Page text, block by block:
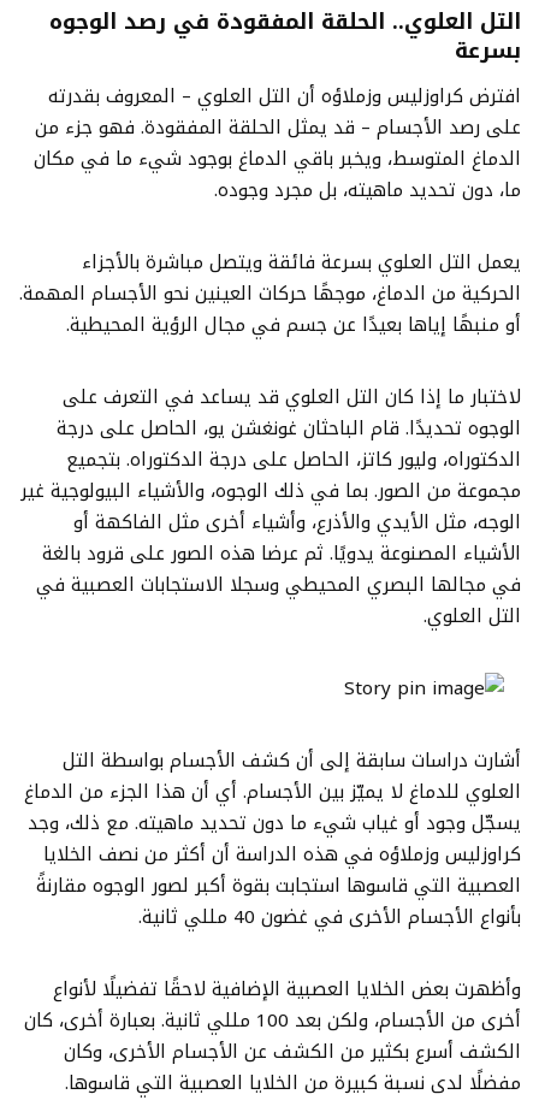
التل العلوي.. الحلقة المفقودة في رصد الوجوه
بسرعة
افترض كراوزليس وزملاؤه أن التل العلوي – المعروف بقدرته
على رصد الأجسام – قد يمثل الحلقة المفقودة. فهو جزء من
الدماغ المتوسط، ويخبر باقي الدماغ بوجود شيء ما في مكان
ما، دون تحديد ماهيته، بل مجرد وجوده.
يعمل التل العلوي بسرعة فائقة ويتصل مباشرة بالأجزاء
الحركية من الدماغ، موجهًا حركات العينين نحو الأجسام المهمة.
أو منبهًا إياها بعيدًا عن جسم في مجال الرؤية المحيطية.
لاختبار ما إذا كان التل العلوي قد يساعد في التعرف على
الوجوه تحديدًا. قام الباحثان غونغشن يو، الحاصل على درجة
الدكتوراه، وليور كاتز، الحاصل على درجة الدكتوراه. بتجميع
مجموعة من الصور. بما في ذلك الوجوه، والأشياء البيولوجية غير
الوجه، مثل الأيدي والأذرع، وأشياء أخرى مثل الفاكهة أو
الأشياء المصنوعة يدويًا. ثم عرضا هذه الصور على قرود بالغة
في مجالها البصري المحيطي وسجلا الاستجابات العصبية في
التل العلوي.
أشارت دراسات سابقة إلى أن كشف الأجسام بواسطة التل
العلوي للدماغ لا يميّز بين الأجسام. أي أن هذا الجزء من الدماغ
يسجّل وجود أو غياب شيء ما دون تحديد ماهيته. مع ذلك، وجد
كراوزليس وزملاؤه في هذه الدراسة أن أكثر من نصف الخلايا
العصبية التي قاسوها استجابت بقوة أكبر لصور الوجوه مقارنةً
بأنواع الأجسام الأخرى في غضون 40 مللي ثانية.
وأظهرت بعض الخلايا العصبية الإضافية لاحقًا تفضيلًا لأنواع
أخرى من الأجسام، ولكن بعد 100 مللي ثانية. بعبارة أخرى، كان
الكشف أسرع بكثير من الكشف عن الأجسام الأخرى، وكان
مفضلًا لدى نسبة كبيرة من الخلايا العصبية التي قاسوها.